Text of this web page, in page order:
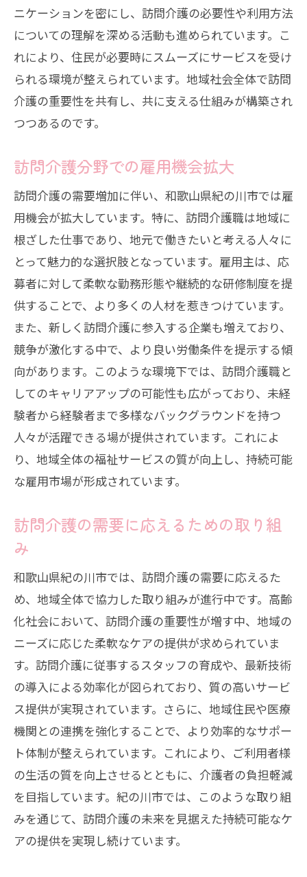
ニケーションを密にし、訪問介護の必要性や利用方法
についての理解を深める活動も進められています。こ
れにより、住民が必要時にスムーズにサービスを受け
られる環境が整えられています。地域社会全体で訪問
介護の重要性を共有し、共に支える仕組みが構築され
つつあるのです。
訪問介護分野での雇用機会拡大
訪問介護の需要増加に伴い、和歌山県紀の川市では雇
用機会が拡大しています。特に、訪問介護職は地域に
根ざした仕事であり、地元で働きたいと考える人々に
とって魅力的な選択肢となっています。雇用主は、応
募者に対して柔軟な勤務形態や継続的な研修制度を提
供することで、より多くの人材を惹きつけています。
また、新しく訪問介護に参入する企業も増えており、
競争が激化する中で、より良い労働条件を提示する傾
向があります。このような環境下では、訪問介護職と
してのキャリアアップの可能性も広がっており、未経
験者から経験者まで多様なバックグラウンドを持つ
人々が活躍できる場が提供されています。これによ
り、地域全体の福祉サービスの質が向上し、持続可能
な雇用市場が形成されています。
訪問介護の需要に応えるための取り組
み
和歌山県紀の川市では、訪問介護の需要に応えるた
め、地域全体で協力した取り組みが進行中です。高齢
化社会において、訪問介護の重要性が増す中、地域の
ニーズに応じた柔軟なケアの提供が求められていま
す。訪問介護に従事するスタッフの育成や、最新技術
の導入による効率化が図られており、質の高いサービ
ス提供が実現されています。さらに、地域住民や医療
機関との連携を強化することで、より効率的なサポー
ト体制が整えられています。これにより、ご利用者様
の生活の質を向上させるとともに、介護者の負担軽減
を目指しています。紀の川市では、このような取り組
みを通じて、訪問介護の未来を見据えた持続可能なケ
アの提供を実現し続けています。